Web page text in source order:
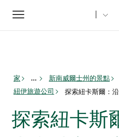
Toggle
navigation
家 ... 新南威爾士州的景點
紐伊旅遊公司
探索紐卡斯